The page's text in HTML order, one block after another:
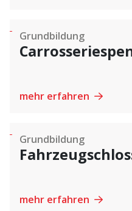
Grundbildung
mehr erfahren
Grundbildung
mehr erfahren